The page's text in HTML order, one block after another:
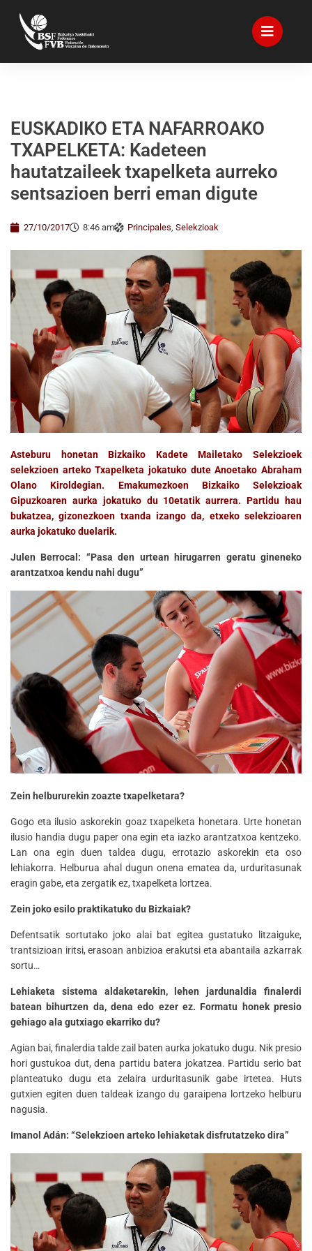
EUSKADIKO ETA NAFARROAKO
TXAPELKETA: Kadeteen
hautatzaileek txapelketa aurreko
sentsazioen berri eman digute
27/10/2017 8:46 am Principales, Selekzioak
Asteburu honetan Bizkaiko Kadete Mailetako Selekzioek
selekzioen arteko Txapelketa jokatuko dute Anoetako Abraham
Olano Kiroldegian. Emakumezkoen Bizkaiko Selekzioak
Gipuzkoaren aurka jokatuko du 10etatik aurrera. Partidu hau
bukatzea, gizonezkoen txanda izango da, etxeko selekzioaren
aurka jokatuko duelarik.
Julen Berrocal: “Pasa den urtean hirugarren geratu gineneko
arantzatxoa kendu nahi dugu”
Zein helbururekin zoazte txapelketara?
Gogo eta ilusio askorekin goaz txapelketa honetara. Urte honetan
ilusio handia dugu paper ona egin eta iazko arantzatxoa kentzeko.
Lan ona egin duen taldea dugu, errotazio askorekin eta oso
lehiakorra. Helburua ahal dugun onena ematea da, urduritasunak
eragin gabe, eta zergatik ez, txapelketa lortzea.
Zein joko esilo praktikatuko du Bizkaiak?
Defentsatik sortutako joko alai bat egitea gustatuko litzaiguke,
trantsizioan iritsi, erasoan anbizioa erakutsi eta abantaila azkarrak
sortu…
Lehiaketa sistema aldaketarekin, lehen jardunaldia finalerdi
batean bihurtzen da, dena edo ezer ez. Formatu honek presio
gehiago ala gutxiago ekarriko du?
Agian bai, finalerdia talde zail baten aurka jokatuko dugu. Nik presio
hori gustukoa dut, dena partidu batera jokatzea. Partidu serio bat
planteatuko dugu eta zelaira urduritasunik gabe irtetea. Huts
gutxien egiten duen taldeak izango du garaipena lortzeko helburu
nagusia.
Imanol Adán: “Selekzioen arteko lehiaketak disfrutatzeko dira”